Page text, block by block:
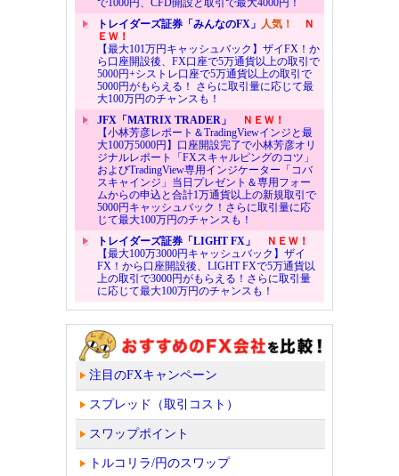
で1000円、CFD開設と取引で最大4000円！
トレイダーズ証券「みんなのFX」 人気！
Ｎ
ＥＷ！
【最大101万円キャッシュバック】ザイFX！か
ら口座開設後、FX口座で5万通貨以上の取引で
5000円+シストレ口座で5万通貨以上の取引で
5000円がもらえる！ さらに取引量に応じて最
大100万円のチャンスも！
JFX「MATRIX TRADER」
ＮＥＷ！
【小林芳彦レポート＆TradingViewインジと最
大100万5000円】口座開設完了で小林芳彦オリ
ジナルレポート「FXスキャルピングのコツ」
およびTradingView専用インジケーター「コバ
スキャインジ」当日プレゼント＆専用フォー
ムからの申込と合計1万通貨以上の新規取引で
5000円キャッシュバック！さらに取引量に応
じて最大100万円のチャンスも！
トレイダーズ証券「LIGHT FX」
ＮＥＷ！
【最大100万3000円キャッシュバック】ザイ
FX！から口座開設後、LIGHT FXで5万通貨以
上の取引で3000円がもらえる！さらに取引量
に応じて最大100万円のチャンスも！
注目のFXキャンペーン
スプレッド（取引コスト）
スワップポイント
トルコリラ/円のスワップ